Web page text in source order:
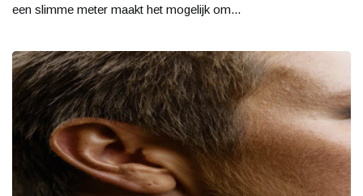
een slimme meter maakt het mogelijk om...